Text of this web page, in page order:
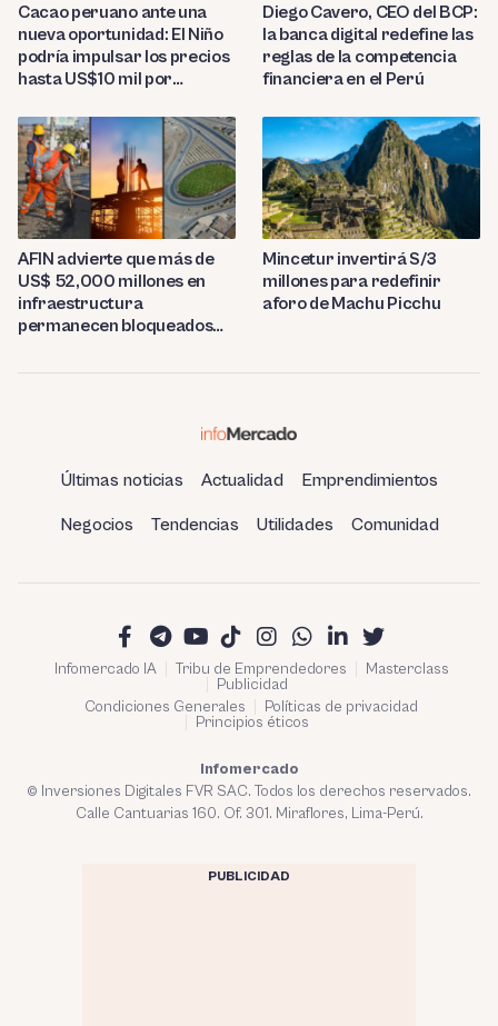
Cacao peruano ante una
nueva oportunidad: El Niño
podría impulsar los precios
hasta US$10 mil por
Diego Cavero, CEO del BCP:
la banca digital redefine las
reglas de la competencia
financiera en el Perú
AFIN advierte que más de
US$ 52,000 millones en
infraestructura
permanecen bloqueados
Mincetur invertirá S/3
millones para redefinir
aforo de Machu Picchu
Últimas noticias Actualidad Emprendimientos
Negocios Tendencias Utilidades Comunidad
Infomercado IA Tribu de Emprendedores
Masterclass
Publicidad
Condiciones Generales
Políticas de privacidad
Principios éticos
Infomercado
© Inversiones Digitales FVR SAC. Todos los derechos reservados.
Calle Cantuarias 160. Of. 301. Miraflores, Lima-Perú.
PUBLICIDAD